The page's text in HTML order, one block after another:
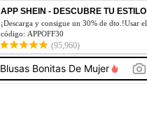
APP SHEIN - DESCUBRE TU ESTILO
¡Descarga y consigue un 30% de dto.!Usar el
código: APPOFF30
(95,960)
Vestidos De Mujer Casual
Blusas Bonitas De Mujer